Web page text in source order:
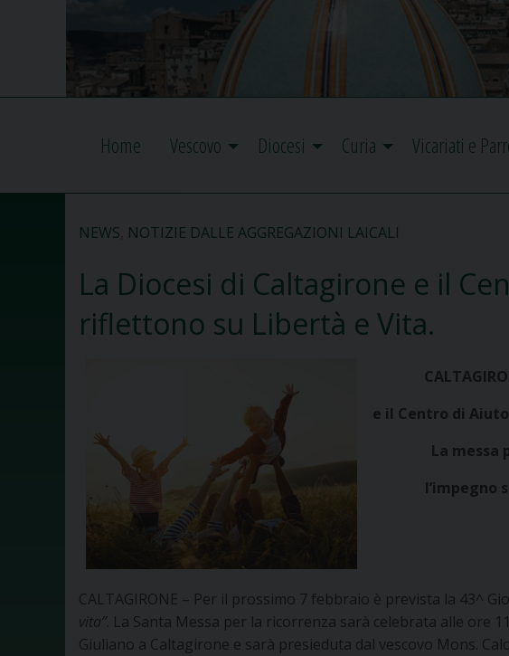
Home Vescovo Diocesi Curia Vicariati e
NEWS NOTIZIE DALLE AGGREGAZIONI LAICALI
La Diocesi di Caltagirone e il
riflettono su Libertà e Vita.
e il Centro di
La messa
l’impegno
CALTAGIRONE – Per il prossimo 7 febbraio è prevista la 43^
vita”. La Santa Messa per la ricorrenza sarà celebrata alle ore
Giuliano a Caltagirone e sarà presieduta dal vescovo Mons.